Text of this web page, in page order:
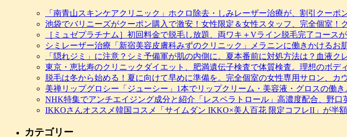
「南青山スキンケアクリニック」ホクロ除去・しみレーザー治療が、割引クーポ
池袋でバリニーズがクーポン購入で激安！女性限定＆女性スタッフ、完全個室！
［ミュゼプラチナム］初回料金で脱毛し放題、両ワキ＋Vライン脱毛完了コース
シミレーザー治療「新宿美容皮膚科みずのクリニック」メラニンに働きかけるお
「隠れジミ」に注意？シミ予備軍が肌の内側に。夏本番前に対処方法は？血液ク
東京・恵比寿のクリニックダイエット、肥満遺伝子検査で体質検査。理想のボ
脱毛は冬から始める！夏に向けて早めに準備を。完全個室の女性専用サロン、カ
美禅リップグロシー「ジューシー」1本でリップクリーム・美容液・グロスの働
NHK特集でアンチエイジング成分と紹介「レスペラトロール」高濃度配合、野
IKKOさんオススメ韓国コスメ「サイムダン IKKO×美人百花 限定コフレII」が半
カテゴリー